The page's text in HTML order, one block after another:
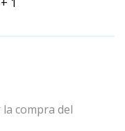
compra del